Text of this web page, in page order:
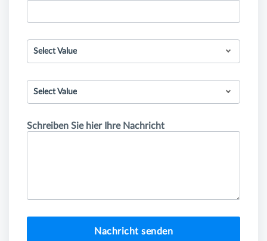
Select Value
Select Value
Schreiben Sie hier Ihre Nachricht
Nachricht senden